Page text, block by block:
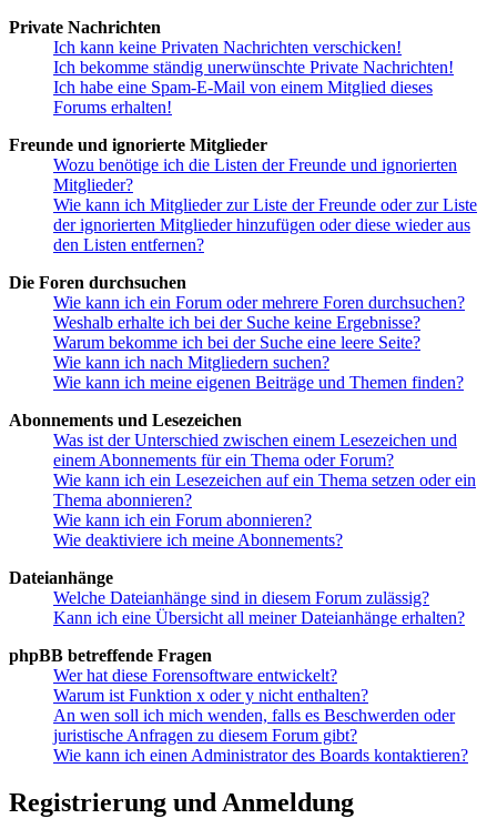
Private Nachrichten
Ich kann keine Privaten Nachrichten verschicken!
Ich bekomme ständig unerwünschte Private Nachrichten!
Ich habe eine Spam-E-Mail von einem Mitglied dieses
Forums erhalten!
Freunde und ignorierte Mitglieder
Wozu benötige ich die Listen der Freunde und ignorierten
Mitglieder?
Wie kann ich Mitglieder zur Liste der Freunde oder zur Liste
der ignorierten Mitglieder hinzufügen oder diese wieder aus
den Listen entfernen?
Die Foren durchsuchen
Wie kann ich ein Forum oder mehrere Foren durchsuchen?
Weshalb erhalte ich bei der Suche keine Ergebnisse?
Warum bekomme ich bei der Suche eine leere Seite?
Wie kann ich nach Mitgliedern suchen?
Wie kann ich meine eigenen Beiträge und Themen finden?
Abonnements und Lesezeichen
Was ist der Unterschied zwischen einem Lesezeichen und
einem Abonnements für ein Thema oder Forum?
Wie kann ich ein Lesezeichen auf ein Thema setzen oder ein
Thema abonnieren?
Wie kann ich ein Forum abonnieren?
Wie deaktiviere ich meine Abonnements?
Dateianhänge
Welche Dateianhänge sind in diesem Forum zulässig?
Kann ich eine Übersicht all meiner Dateianhänge erhalten?
phpBB betreffende Fragen
Wer hat diese Forensoftware entwickelt?
Warum ist Funktion x oder y nicht enthalten?
An wen soll ich mich wenden, falls es Beschwerden oder
juristische Anfragen zu diesem Forum gibt?
Wie kann ich einen Administrator des Boards kontaktieren?
Registrierung und Anmeldung